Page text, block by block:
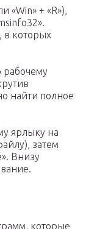
«Win» + «R»),
в которых
найти полное
ярлыку на
затем
Внизу
которые